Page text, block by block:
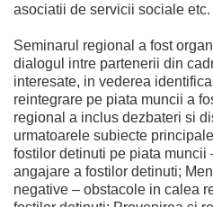
asociatii de servicii sociale etc.
Seminarul regional a fost
dialogul intre partenerii din
interesate, in vederea
reintegrare pe piata muncii a
regional a inclus dezbateri si
urmatoarele subiecte
fostilor detinuti pe piata
angajare a fostilor detinuti;
negative – obstacole in calea